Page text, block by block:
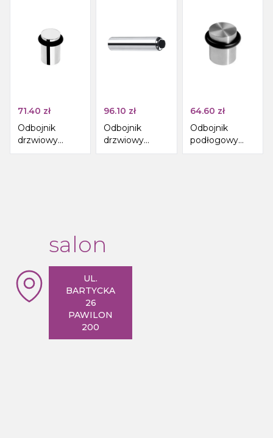
71.40 zł
Odbojnik
drzwiowy
podłogowy
96.10 zł
Odbojnik
drzwiowy
ścienny
64.60 zł
Odbojnik
podłogowy
25x30mm, stal
salon
UL.
BARTYCKA
26
PAWILON
200